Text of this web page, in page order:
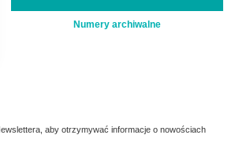
Numery archiwalne
aby otrzymywać informacje o nowościach